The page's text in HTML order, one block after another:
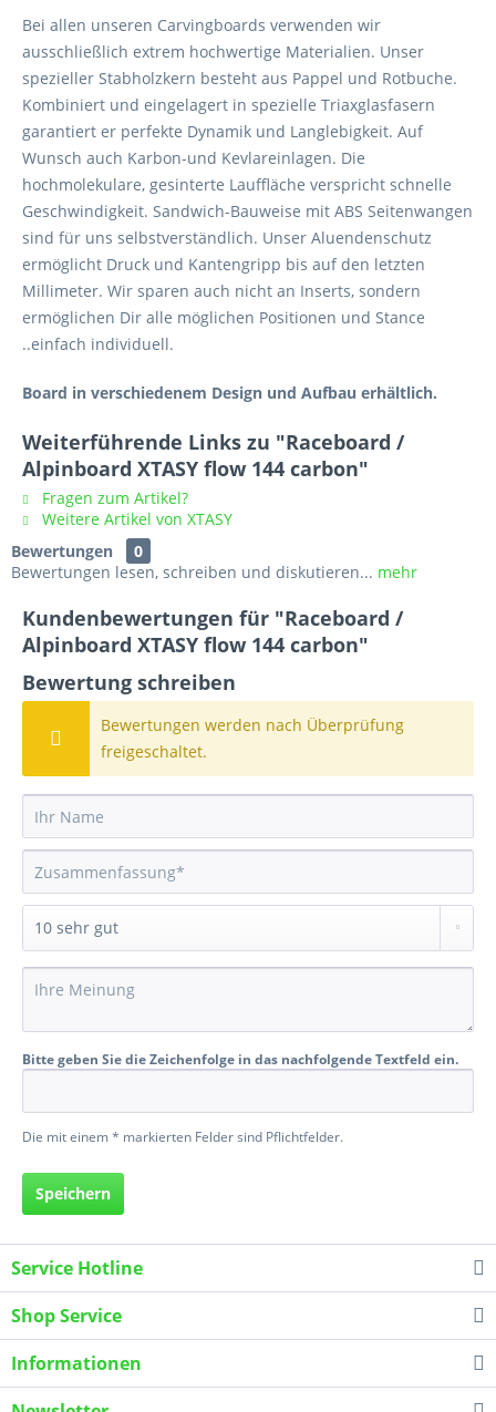
Bei allen unseren Carvingboards verwenden wir
ausschließlich extrem hochwertige Materialien. Unser
spezieller Stabholzkern besteht aus Pappel und Rotbuche.
Kombiniert und eingelagert in spezielle Triaxglasfasern
garantiert er perfekte Dynamik und Langlebigkeit. Auf
Wunsch auch Karbon-und Kevlareinlagen. Die
hochmolekulare, gesinterte Lauffläche verspricht schnelle
Geschwindigkeit. Sandwich-Bauweise mit ABS Seitenwangen
sind für uns selbstverständlich. Unser Aluendenschutz
ermöglicht Druck und Kantengripp bis auf den letzten
Millimeter. Wir sparen auch nicht an Inserts, sondern
ermöglichen Dir alle möglichen Positionen und Stance
..einfach individuell.
Board in verschiedenem Design und Aufbau erhältlich.
Weiterführende Links zu "Raceboard /
Alpinboard XTASY flow 144 carbon"
Fragen zum Artikel?
Weitere Artikel von XTASY
Bewertungen
0
Bewertungen lesen, schreiben und diskutieren... mehr
Kundenbewertungen für "Raceboard /
Alpinboard XTASY flow 144 carbon"
Bewertung schreiben
Bewertungen werden nach Überprüfung
freigeschaltet.
Bitte geben Sie die Zeichenfolge in das nachfolgende Textfeld ein.
Die mit einem * markierten Felder sind Pflichtfelder.
Speichern
Service Hotline
Shop Service
Informationen